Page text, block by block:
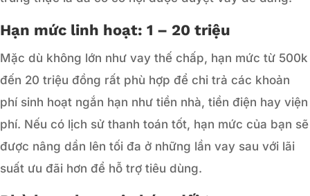
Hạn mức linh hoạt: 1 – 20 triệu
Mặc dù không lớn như vay thế chấp, hạn mức từ 500k
đến 20 triệu đồng rất phù hợp để chi trả các khoản
phí sinh hoạt ngắn hạn như tiền nhà, tiền điện hay viện
phí. Nếu có lịch sử thanh toán tốt, hạn mức của bạn sẽ
được nâng dần lên tối đa ở những lần vay sau với lãi
suất ưu đãi hơn để hỗ trợ tiêu dùng.